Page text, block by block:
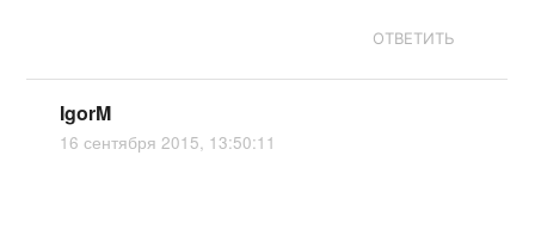
ОТВЕТИТЬ
IgorM
16 сентября 2015, 13:50:11